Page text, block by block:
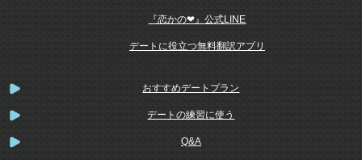
『恋かの❤』公式LINE
デートに役立つ無料翻訳アプリ
おすすめデートプラン
デートの練習に使う
Q&A